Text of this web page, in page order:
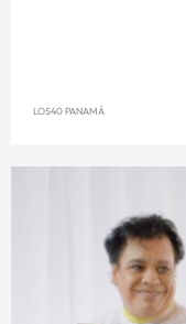
LOS40 PANAMÁ